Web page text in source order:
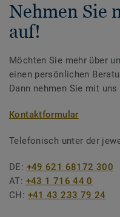
Nehmen Sie
auf!
Möchten Sie mehr über
einen persönlichen
Dann nehmen Sie mit
Kontaktformular
Telefonisch unter der
DE: +49 621 68172 300
AT: +43 1 716 44 0
CH: +41 43 233 79 24